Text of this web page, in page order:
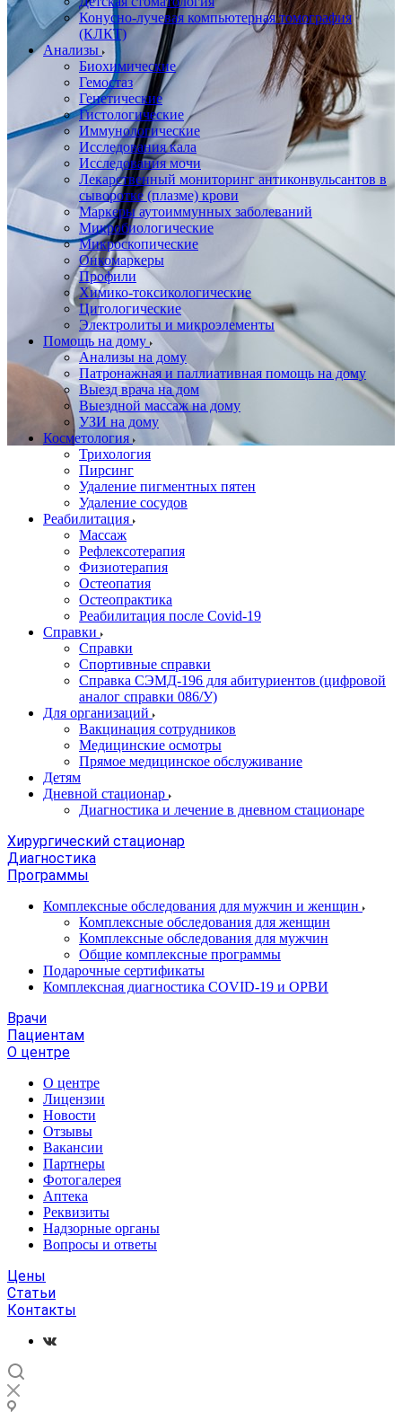
Конусно-лучевая компьютерная томография
(КЛКТ)
Анализы
Биохимические
Гемостаз
Генетические
Гистологические
Иммунологические
Исследования кала
Исследования мочи
Лекарственный мониторинг антиконвульсантов в
сыворотке (плазме) крови
Маркеры аутоиммунных заболеваний
Микробиологические
Микроскопические
Онкомаркеры
Профили
Химико-токсикологические
Цитологические
Электролиты и микроэлементы
Помощь на дому
Анализы на дому
Патронажная и паллиативная помощь на дому
Выезд врача на дом
Выездной массаж на дому
УЗИ на дому
Косметология
Трихология
Пирсинг
Удаление пигментных пятен
Удаление сосудов
Реабилитация
Массаж
Рефлексотерапия
Физиотерапия
Остеопатия
Остеопрактика
Реабилитация после Covid-19
Справки
Справки
Спортивные справки
Справка СЭМД‑196 для абитуриентов (цифровой
аналог справки 086/У)
Для организаций
Вакцинация сотрудников
Медицинские осмотры
Прямое медицинское обслуживание
Детям
Дневной стационар
Диагностика и лечение в дневном стационаре
Хирургический стационар
Диагностика
Программы
Комплексные обследования для мужчин и женщин
Комплексные обследования для женщин
Комплексные обследования для мужчин
Общие комплексные программы
Подарочные сертификаты
Комплексная диагностика COVID-19 и ОРВИ
Врачи
Пациентам
О центре
О центре
Лицензии
Новости
Отзывы
Вакансии
Партнеры
Фотогалерея
Аптека
Реквизиты
Надзорные органы
Вопросы и ответы
Цены
Статьи
Контакты